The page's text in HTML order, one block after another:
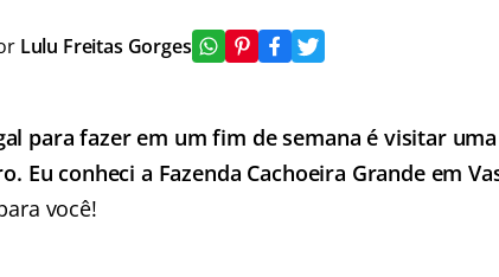
Lulu Freitas Gorges
para fazer em um fim de semana é visitar
Eu conheci a Fazenda Cachoeira Grande em
você!